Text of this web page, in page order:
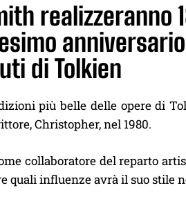
realizzeranno
di Tolkien
più belle delle opere di
Christopher, nel 1980.
collaboratore del reparto
influenze avrà il suo stile